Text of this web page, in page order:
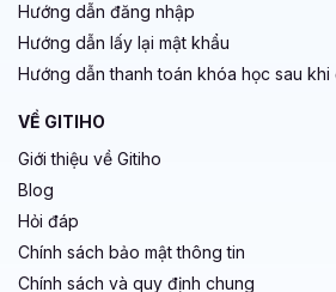
Hướng dẫn đăng nhập
Hướng dẫn lấy lại mật khẩu
Hướng dẫn thanh toán khóa học sau
VỀ GITIHO
Giới thiệu về Gitiho
Blog
Hỏi đáp
Chính sách bảo mật thông tin
Chính sách và quy định chung